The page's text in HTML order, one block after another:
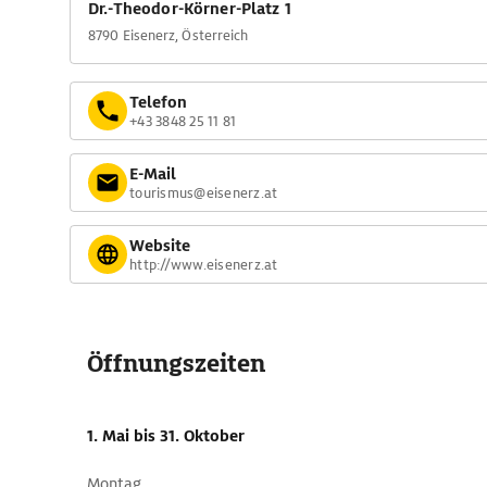
Dr.-Theodor-Körner-Platz 1
8790 Eisenerz, Österreich
Telefon
+43 3848 25 11 81
E-Mail
tourismus@eisenerz.at
Website
http://www.eisenerz.at
Öffnungszeiten
1. Mai bis 31. Oktober